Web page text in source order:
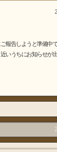
報告しようと準備中で
いうちにお知らせが